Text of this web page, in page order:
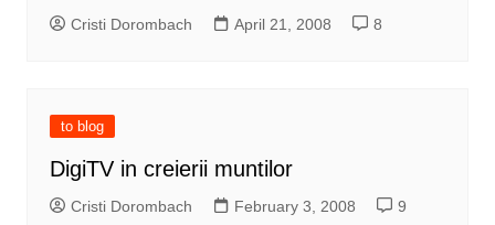
Cristi Dorombach April 21, 2008 8
to blog
DigiTV in creierii muntilor
Cristi Dorombach February 3, 2008 9